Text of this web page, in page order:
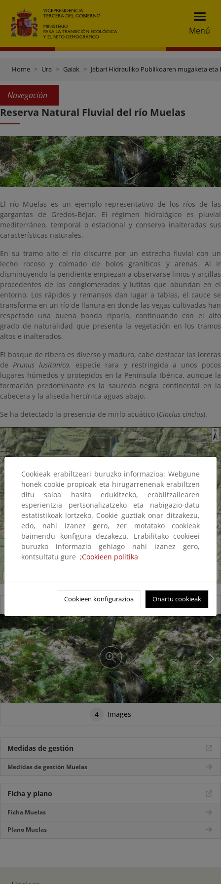
Menú
Home Ura Gaiak Jabari Hidrauliko Publikoaren mugaketa eta
Navegación
Reserva Natural Fluvial del río Muelas
El río Muelas es un ejemplo representativo de los ríos de las
gargantas de Gredos-Béjar. El régimen hidrológico es pluvial
mediterráneo, temporal o estacional y conserva inalteradas sus
características naturales.
En su tramo alto el río discurre por un estrecho fluvial con un
lecho rocoso y colmado de bolos graníticos y arenas. Al ir
disminuyendo la pendiente empiezan a observarse limos y arcillas
procedentes de los conglomerados y lutitas que abundan en el
entorno. Los rápidos y remansos dan lugar a tablas, el cauce se
transforma en un río de llanura en donde las vegas cultivadas han
respetado una buena banda riparia, continuando con el alto
grado de naturalidad que presenta la vegetación en los tramos
altos e inalterados.
El bosque de ribera es diverso y maduro, cabe destacar las loreras
de Prunus lusitanica, especie rara y restringida a unos pocos
lugares húmedos y protegidos en la Península Ibérica, aunque la
formación predominante es la sauceda negra continental en la
cabecera y la aliseda hercínica aguas abajo.
Se ha detectado la presencia de mirlo acuático (Cinclus cinclus).
Reserva natural fluvial del río Muelas
4 Images
Medidas de gestión
Medidas de gestión Muelas
Ficha y plano
Ficha Muelas
Plano Muelas
Cookieak erabiltzeari buruzko informazioa: Webgune
honek cookie propioak eta hirugarrenenak erabiltzen
ditu saioa hasita edukitzeko, erabiltzailearen
esperientzia pertsonalizatzeko eta nabigazio-datu
estatistikoak lortzeko. Cookie guztiak onar ditzakezu,
edo, nahi izanez gero, zer motatako cookieak
baimendu konfigura dezakezu. Erabilitako cookieei
buruzko informazio gehiago nahi izanez gero,
kontsultatu gure ;Cookieen politika
Cookieen konfigurazioa Onartu cookieak